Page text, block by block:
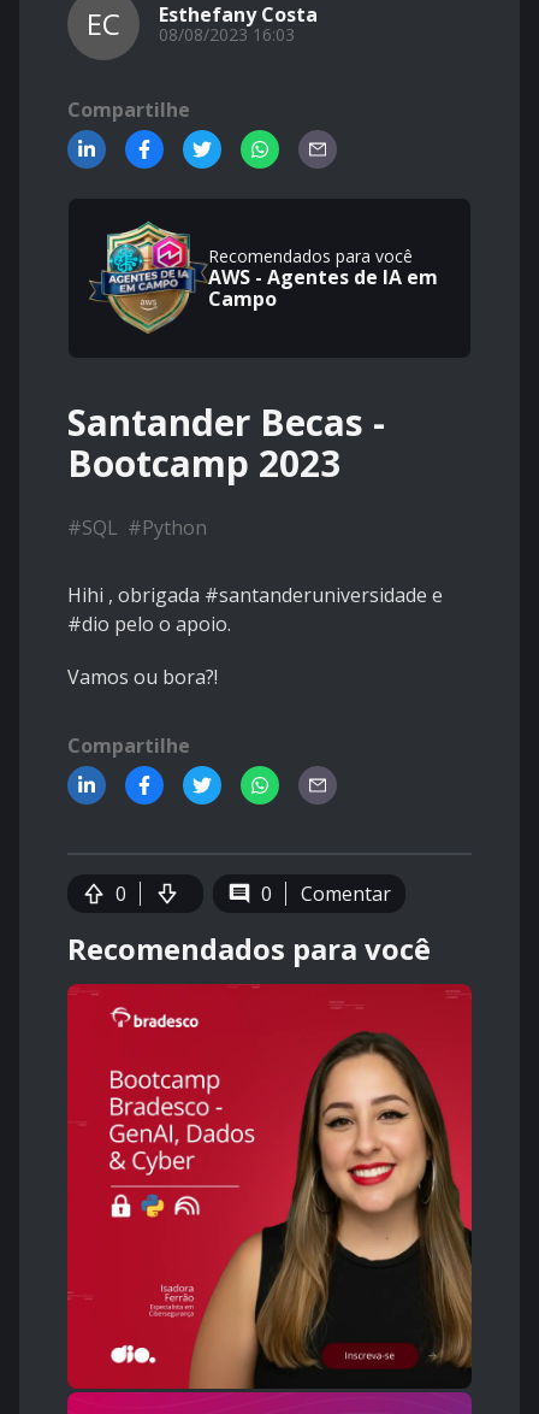
EC Esthefany Costa
08/08/2023 16:03
Compartilhe
Recomendados para você
AWS - Agentes de IA em
Campo
Santander Becas -
Bootcamp 2023
#SQL #Python
Hihi , obrigada #santanderuniversidade e
#dio pelo o apoio.
Vamos ou bora?!
Compartilhe
0 0 Comentar
Recomendados para você